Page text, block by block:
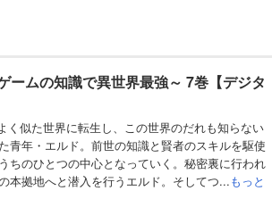
ームの知識で異世界最強～ 7巻【デジタ
く似た世界に転生し、この世界のだれも知らない
青年・エルド。前世の知識と賢者のスキルを駆使
ちのひとつの中心となっていく。秘密裏に行われ
本拠地へと潜入を行うエルド。そしてつ...もっと